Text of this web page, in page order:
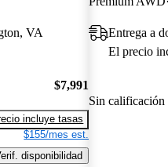
VA
$7,991
incluye tasas
$155/mes est.
disponibilidad
Entrega a
El precio
Sin calificación